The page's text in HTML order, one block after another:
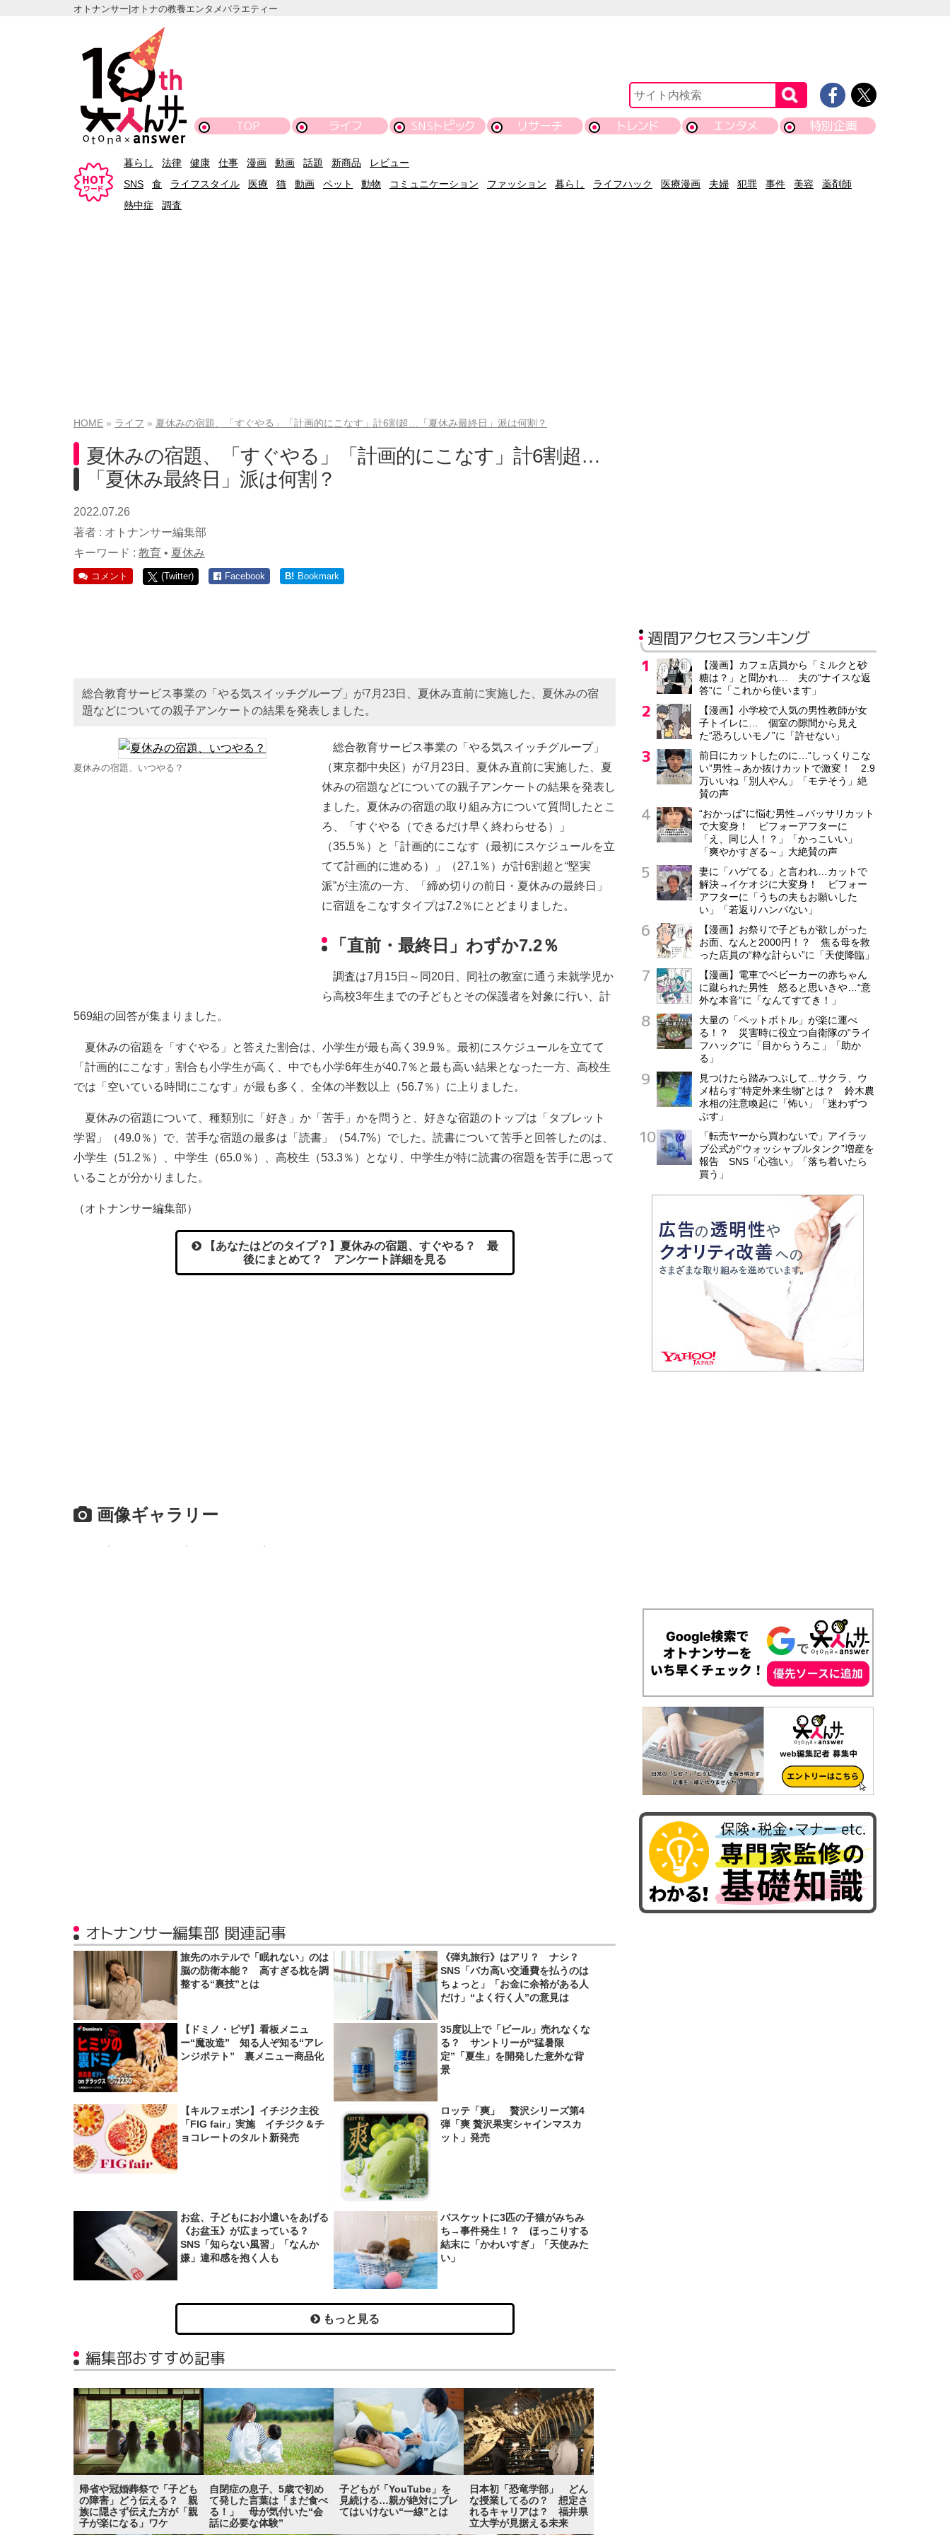
オトナンサー|オトナの教養エンタメバラエティー
TOP ライフ SNSトピック リサーチ トレンド エンタメ 特別企画
暮らし 法律 健康 仕事 漫画 動画 話題 新商品
レビュー
SNS
食 ライフスタイル 医療 猫 動画 ペット 動物 コミュニケーション ファッション 暮らし ライフハック 医療漫画 夫婦 犯罪 事件 美容
薬剤師
熱中症
調査
HOME ライフ 夏休みの宿題、「すぐやる」「計画的にこなす」計6割超…「夏休み最終日」派は何割？
夏休みの宿題、「すぐやる」「計画的にこなす」計6割超…
「夏休み最終日」派は何割？
2022.07.26
著者 : オトナンサー編集部
キーワード : 教育 • 夏休み
コメント (Twitter) Facebook B! Bookmark
総合教育サービス事業の「やる気スイッチグループ」が7月23日、夏休み直前に実施した、夏休みの宿
題などについての親子アンケートの結果を発表しました。
夏休みの宿題、いつやる？
総合教育サービス事業の「やる気スイッチグループ」
（東京都中央区）が7月23日、夏休み直前に実施した、夏
休みの宿題などについての親子アンケートの結果を発表し
ました。夏休みの宿題の取り組み方について質問したとこ
ろ、「すぐやる（できるだけ早く終わらせる）」
（35.5％）と「計画的にこなす（最初にスケジュールを立
てて計画的に進める）」（27.1％）が計6割超と“堅実
派”が主流の一方、「締め切りの前日・夏休みの最終日」
に宿題をこなすタイプは7.2％にとどまりました。
「直前・最終日」わずか7.2％
調査は7月15日～同20日、同社の教室に通う未就学児か
ら高校3年生までの子どもとその保護者を対象に行い、計
569組の回答が集まりました。
夏休みの宿題を「すぐやる」と答えた割合は、小学生が最も高く39.9％。最初にスケジュールを立てて
「計画的にこなす」割合も小学生が高く、中でも小学6年生が40.7％と最も高い結果となった一方、高校生
では「空いている時間にこなす」が最も多く、全体の半数以上（56.7％）に上りました。
夏休みの宿題について、種類別に「好き」か「苦手」かを問うと、好きな宿題のトップは「タブレット
学習」（49.0％）で、苦手な宿題の最多は「読書」（54.7%）でした。読書について苦手と回答したのは、
小学生（51.2％）、中学生（65.0％）、高校生（53.3％）となり、中学生が特に読書の宿題を苦手に思って
いることが分かりました。
（オトナンサー編集部）
【あなたはどのタイプ？】夏休みの宿題、すぐやる？ 最
後にまとめて？ アンケート詳細を見る
画像ギャラリー
オトナンサー編集部 関連記事
旅先のホテルで「眠れない」のは
脳の防衛本能？ 高すぎる枕を調
整する“裏技”とは
《弾丸旅行》はアリ？ ナシ？
SNS「バカ高い交通費を払うのは
ちょっと」「お金に余裕がある人
だけ」“よく行く人”の意見は
【ドミノ・ピザ】看板メニュ
ー“魔改造” 知る人ぞ知る“アレ
ンジポテト” 裏メニュー商品化
35度以上で「ビール」売れなくな
る？ サントリーが“猛暑限
定”「夏生」を開発した意外な背
景
【キルフェボン】イチジク主役
「FIG fair」実施 イチジク＆チ
ョコレートのタルト新発売
ロッテ「爽」 贅沢シリーズ第4
弾「爽 贅沢果実シャインマスカ
ット」発売
お盆、子どもにお小遣いをあげる
《お盆玉》が広まっている？
SNS「知らない風習」「なんか
嫌」違和感を抱く人も
バスケットに3匹の子猫がみちみ
ち→事件発生！？ ほっこりする
結末に「かわいすぎ」「天使みた
い」
もっと見る
編集部おすすめ記事
帰省や冠婚葬祭で「子ども
の障害」どう伝える？ 親
族に隠さず伝えた方が「親
子が楽になる」ワケ
自閉症の息子、5歳で初め
て発した言葉は「まだ食べ
る！」 母が気付いた“会
話に必要な体験”
子どもが「YouTube」を
見続ける…親が絶対にブレ
てはいけない“一線”とは
日本初「恐竜学部」 どん
な授業してるの？ 想定さ
れるキャリアは？ 福井県
立大学が見据える未来
週間アクセスランキング
【漫画】カフェ店員から「ミルクと砂
糖は？」と聞かれ… 夫の“ナイスな返
答”に「これから使います」
【漫画】小学校で人気の男性教師が女
子トイレに… 個室の隙間から見え
た“恐ろしいモノ”に「許せない」
前日にカットしたのに…“しっくりこな
い”男性→あか抜けカットで激変！ 2.9
万いいね「別人やん」「モテそう」絶
賛の声
“おかっぱ”に悩む男性→バッサリカット
で大変身！ ビフォーアフターに
「え、同じ人！？」「かっこいい」
「爽やかすぎる～」大絶賛の声
妻に「ハゲてる」と言われ…カットで
解決→イケオジに大変身！ ビフォー
アフターに「うちの夫もお願いした
い」「若返りハンパない」
【漫画】お祭りで子どもが欲しがった
お面、なんと2000円！？ 焦る母を救
った店員の“粋な計らい”に「天使降臨」
【漫画】電車でベビーカーの赤ちゃん
に蹴られた男性 怒ると思いきや…“意
外な本音”に「なんてすてき！」
大量の「ペットボトル」が楽に運べ
る！？ 災害時に役立つ自衛隊の“ライ
フハック”に「目からうろこ」「助か
る」
見つけたら踏みつぶして…サクラ、ウ
メ枯らす“特定外来生物”とは？ 鈴木農
水相の注意喚起に「怖い」「迷わずつ
ぶす」
「転売ヤーから買わないで」アイラッ
プ公式が“ウォッシャブルタンク”増産を
報告 SNS「心強い」「落ち着いたら
買う」